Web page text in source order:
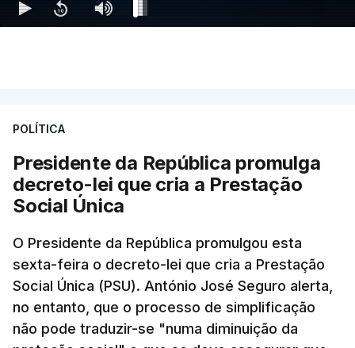
POLÍTICA
Presidente da República promulga
decreto-lei que cria a Prestação
Social Única
O Presidente da República promulgou esta
sexta-feira o decreto-lei que cria a Prestação
Social Única (PSU). António José Seguro alerta,
no entanto, que o processo de simplificação
não pode traduzir-se "numa diminuição da